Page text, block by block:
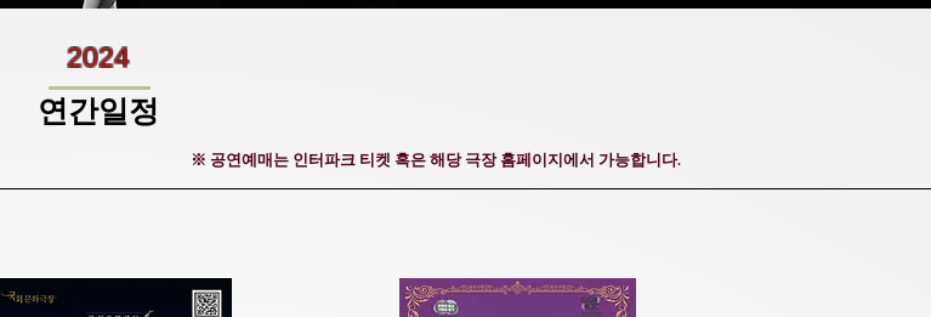
2024
연간일정
※ 공연예매는 인터파크 티켓 혹은 해당 극장 홈페이지에서 가능합니다.